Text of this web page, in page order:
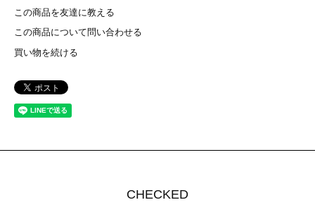
この商品を友達に教える
この商品について問い合わせる
買い物を続ける
CHECKED